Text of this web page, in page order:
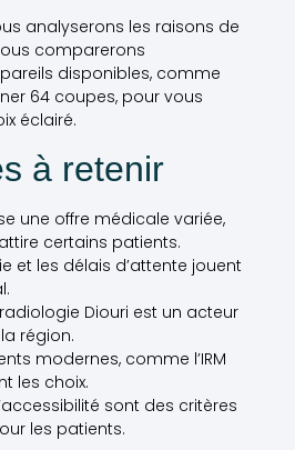
analyserons les raisons de
comparerons
disponibles, comme
64 coupes, pour vous
éclairé.
à retenir
une offre médicale variée,
certains patients.
et les délais d’attente jouent
Diouri est un acteur
région.
modernes, comme l’IRM
les choix.
sont des critères
les patients.